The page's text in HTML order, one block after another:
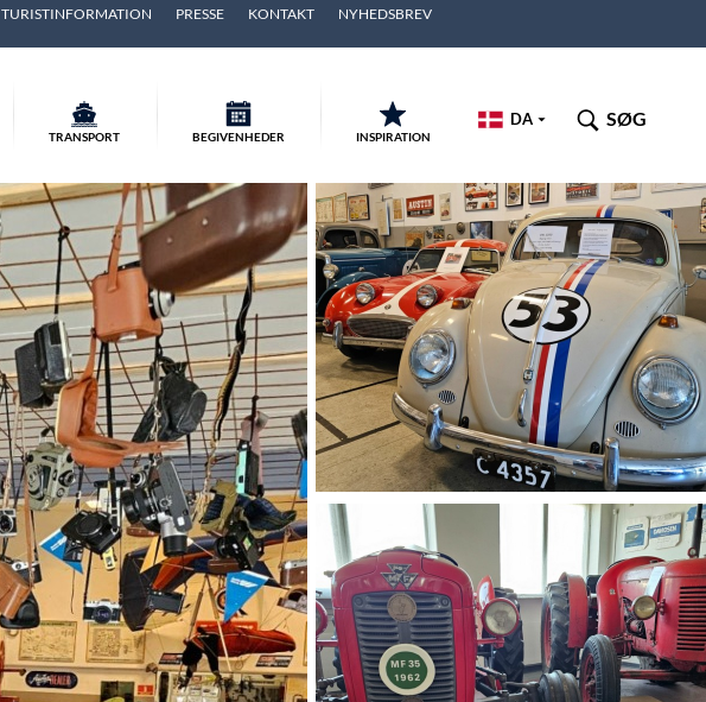
TURISTINFORMATION PRESSE KONTAKT
NYHEDSBREV
DA SØG
TRANSPORT BEGIVENHEDER INSPIRATION